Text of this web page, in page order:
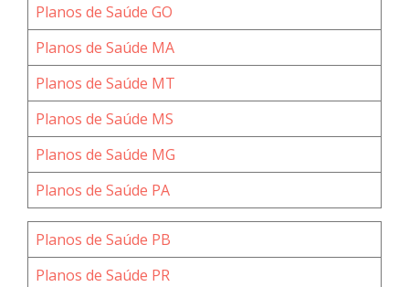
Planos de Saúde GO
Planos de Saúde MA
Planos de Saúde MT
Planos de Saúde MS
Planos de Saúde MG
Planos de Saúde PA
Planos de Saúde PB
Planos de Saúde PR